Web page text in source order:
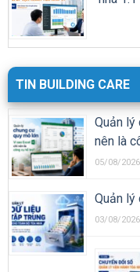
TIN BUILDING CARE
Quản lý
nên là
05/08/2026
Quản lý
03/08/2026